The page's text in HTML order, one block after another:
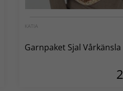
KATIA
Garnpaket Sjal Vårkänsla